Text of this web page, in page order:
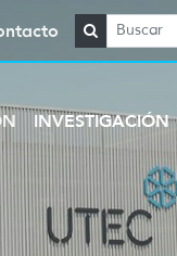
INVESTIGACIÓN